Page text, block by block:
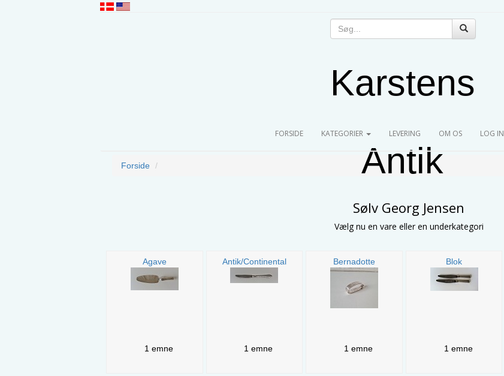
Karstens
Antik
FORSIDE(CURRENT)KATEGORIER LEVERING OM OS LOG IN
Forside
Sølv Georg Jensen
Vælg nu en vare eller en underkategori
Agave
1 emne
Antik/Continental
1 emne
Bernadotte
1 emne
Blok
1 emne